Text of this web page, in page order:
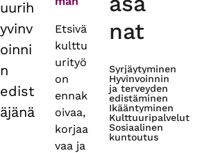
uurih
yvinv
oinni
n
edist
äjänä
Etsivä
kulttu
urityö
on
ennak
oivaa,
korjaa
vaa ja
nat
Syrjäytyminen
Hyvinvoinnin
ja terveyden
edistäminen
Ikääntyminen
Kulttuuripalvelut
Sosiaalinen
kuntoutus